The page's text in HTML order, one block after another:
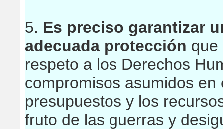
5. Es preciso garantizar
adecuada protección que
respeto a los Derechos
compromisos asumidos
presupuestos y los
fruto de las guerras y